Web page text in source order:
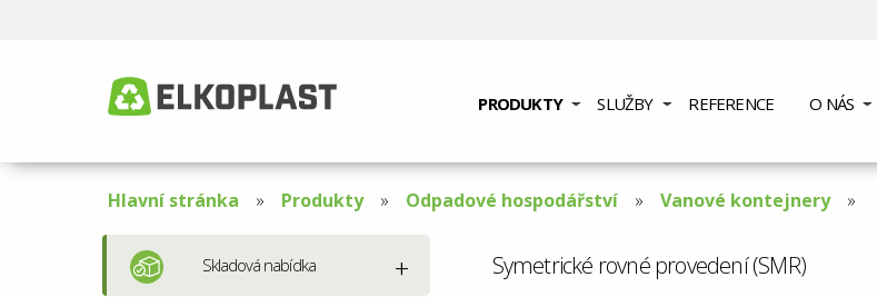
PRODUKTY SLUŽBY REFERENCE O NÁS
Hlavní stránka Produkty Odpadové hospodářství Vanové kontejnery
Skladová nabídka Symetrické rovné provedení (SMR)